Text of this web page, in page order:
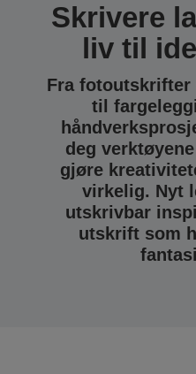
Skrivere
liv til
Fra fotoutskrifter
til
deg
gjøre
virkelig. Nyt
utskrivbar
utskrift som